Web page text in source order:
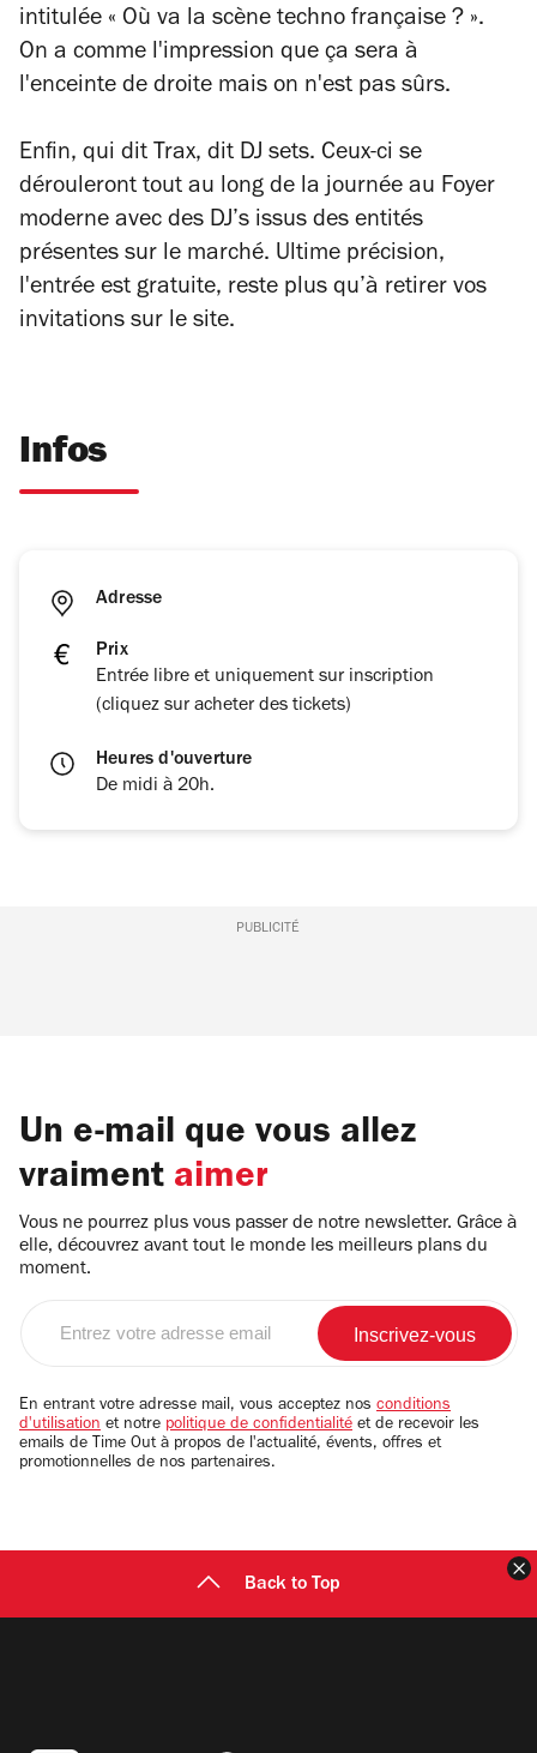
intitulée « Où va la scène techno française ? ».
On a comme l'impression que ça sera à
l'enceinte de droite mais on n'est pas sûrs.
Enfin, qui dit Trax, dit DJ sets. Ceux-ci se
dérouleront tout au long de la journée au Foyer
moderne avec des DJ’s issus des entités
présentes sur le marché. Ultime précision,
l'entrée est gratuite, reste plus qu’à retirer vos
invitations sur le site.
Infos
Adresse
Prix
Entrée libre et uniquement sur inscription
(cliquez sur acheter des tickets)
Heures d'ouverture
De midi à 20h.
PUBLICITÉ
Un e-mail que vous allez
vraiment aimer
Vous ne pourrez plus vous passer de notre newsletter. Grâce à
elle, découvrez avant tout le monde les meilleurs plans du
moment.
email
En entrant votre adresse mail, vous acceptez nos conditions
d'utilisation et notre politique de confidentialité et de recevoir les
emails de Time Out à propos de l'actualité, évents, offres et
promotionnelles de nos partenaires.
Back to Top